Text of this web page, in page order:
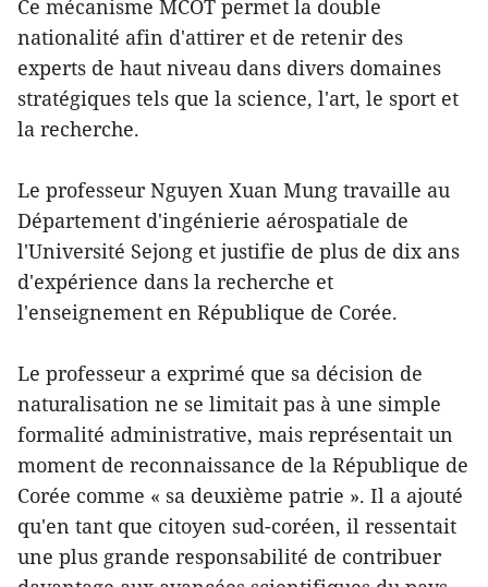
Ce mécanisme MCOT permet la double
nationalité afin d'attirer et de retenir des
experts de haut niveau dans divers domaines
stratégiques tels que la science, l'art, le sport et
la recherche.
Le professeur Nguyen Xuan Mung travaille au
Département d'ingénierie aérospatiale de
l'Université Sejong et justifie de plus de dix ans
d'expérience dans la recherche et
l'enseignement en République de Corée.
Le professeur a exprimé que sa décision de
naturalisation ne se limitait pas à une simple
formalité administrative, mais représentait un
moment de reconnaissance de la République de
Corée comme « sa deuxième patrie ». Il a ajouté
qu'en tant que citoyen sud-coréen, il ressentait
une plus grande responsabilité de contribuer